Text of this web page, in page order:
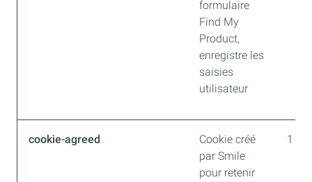
formulaire
Find My
Product,
enregistre les
saisies
utilisateur
cookie-agreed
Cookie créé
par Smile
pour retenir
1 an